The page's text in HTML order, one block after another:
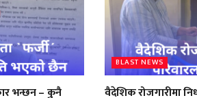
भन्छन – कुनै
BLAST NEWS
वैदेशिक रोजगारीमा